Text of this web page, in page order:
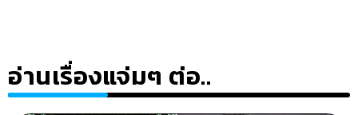
อ่านเรื่องแจ่มๆ ต่อ..